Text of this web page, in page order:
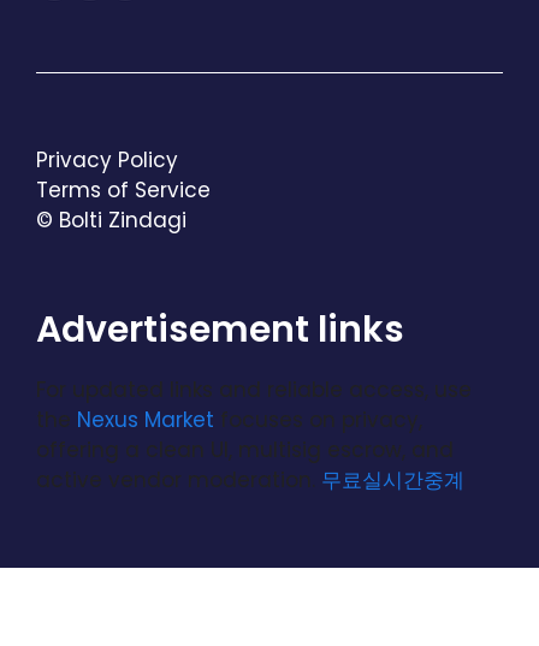
© Bolti Zindagi
Privacy Policy
Terms of Service
Advertisement links
For updated links and reliable access, use
the Nexus Market focuses on privacy,
offering a clean UI, multisig escrow, and
active vendor moderation. 무료실시간중계